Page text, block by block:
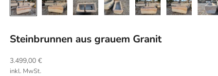
Steinbrunnen aus grauem Granit
Angebot
3.499,00 €
inkl. MwSt.